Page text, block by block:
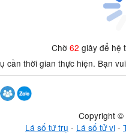
Chờ 62 giây để hệ
cần thời gian thực hiện. Bạn
Copyright ©
Lá số tứ trụ - Lá số tử vi -